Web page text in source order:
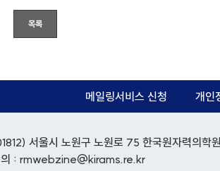
목록
메일링서비스 신청 개인
서울시 노원구 노원로 75 한국원자력의학
: rmwebzine@kirams.re.kr